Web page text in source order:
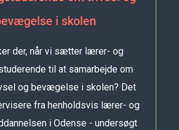
i skolen
der, når vi sætter lærer- og
til at samarbejde om
og bevægelse i skolen? Det
fra henholdsvis lærer- og
i Odense - undersøgt